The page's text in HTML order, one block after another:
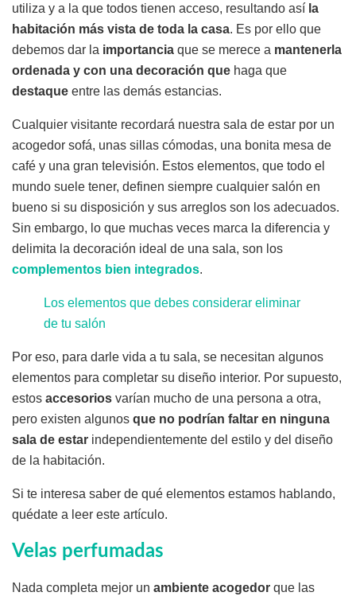
utiliza y a la que todos tienen acceso, resultando así la
habitación más vista de toda la casa. Es por ello que
debemos dar la importancia que se merece a mantenerla
ordenada y con una decoración que haga que
destaque entre las demás estancias.
Cualquier visitante recordará nuestra sala de estar por un
acogedor sofá, unas sillas cómodas, una bonita mesa de
café y una gran televisión. Estos elementos, que todo el
mundo suele tener, definen siempre cualquier salón en
bueno si su disposición y sus arreglos son los adecuados.
Sin embargo, lo que muchas veces marca la diferencia y
delimita la decoración ideal de una sala, son los
complementos bien integrados.
Los elementos que debes considerar eliminar
de tu salón
Por eso, para darle vida a tu sala, se necesitan algunos
elementos para completar su diseño interior. Por supuesto,
estos accesorios varían mucho de una persona a otra,
pero existen algunos que no podrían faltar en ninguna
sala de estar independientemente del estilo y del diseño
de la habitación.
Si te interesa saber de qué elementos estamos hablando,
quédate a leer este artículo.
Velas perfumadas
Nada completa mejor un ambiente acogedor que las